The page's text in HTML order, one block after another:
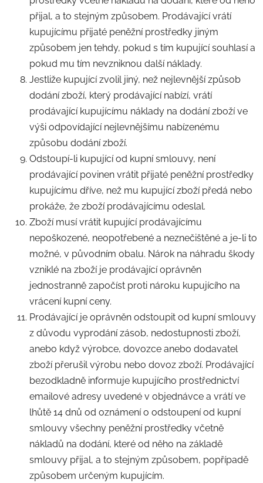
přijal, a to stejným způsobem. Prodávající vrátí
kupujícímu přijaté peněžní prostředky jiným
způsobem jen tehdy, pokud s tím kupující souhlasí a
pokud mu tím nevzniknou další náklady.
Jestliže kupující zvolil jiný, než nejlevnější způsob
dodání zboží, který prodávající nabízí, vrátí
prodávající kupujícímu náklady na dodání zboží ve
výši odpovídající nejlevnějšímu nabízenému
způsobu dodání zboží.
Odstoupí-li kupující od kupní smlouvy, není
prodávající povinen vrátit přijaté peněžní prostředky
kupujícímu dříve, než mu kupující zboží předá nebo
prokáže, že zboží prodávajícímu odeslal.
Zboží musí vrátit kupující prodávajícímu
nepoškozené, neopotřebené a neznečištěné a je-li to
možné, v původním obalu. Nárok na náhradu škody
vzniklé na zboží je prodávající oprávněn
jednostranně započíst proti nároku kupujícího na
vrácení kupní ceny.
Prodávající je oprávněn odstoupit od kupní smlouvy
z důvodu vyprodání zásob, nedostupnosti zboží,
anebo když výrobce, dovozce anebo dodavatel
zboží přerušil výrobu nebo dovoz zboží. Prodávající
bezodkladně informuje kupujícího prostřednictví
emailové adresy uvedené v objednávce a vrátí ve
lhůtě 14 dnů od oznámení o odstoupení od kupní
smlouvy všechny peněžní prostředky včetně
nákladů na dodání, které od něho na základě
smlouvy přijal, a to stejným způsobem, popřípadě
způsobem určeným kupujícím.